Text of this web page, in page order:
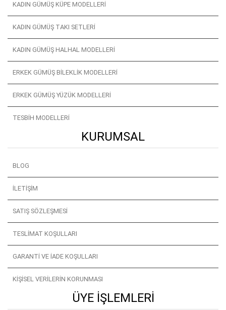
KADIN GÜMÜŞ KÜPE MODELLERI
KADIN GÜMÜŞ TAKI SETLERI
KADIN GÜMÜŞ HALHAL MODELLERI
ERKEK GÜMÜŞ BILEKLIK MODELLERI
ERKEK GÜMÜŞ YÜZÜK MODELLERI
TESBIH MODELLERI
KURUMSAL
BLOG
İLETIŞIM
SATIŞ SÖZLEŞMESI
TESLIMAT KOŞULLARI
GARANTI VE İADE KOŞULLARI
KIŞISEL VERILERIN KORUNMASI
ÜYE İŞLEMLERI